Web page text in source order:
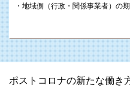
地域側（行政・関係事業者）の
ポストコロナの新たな働き